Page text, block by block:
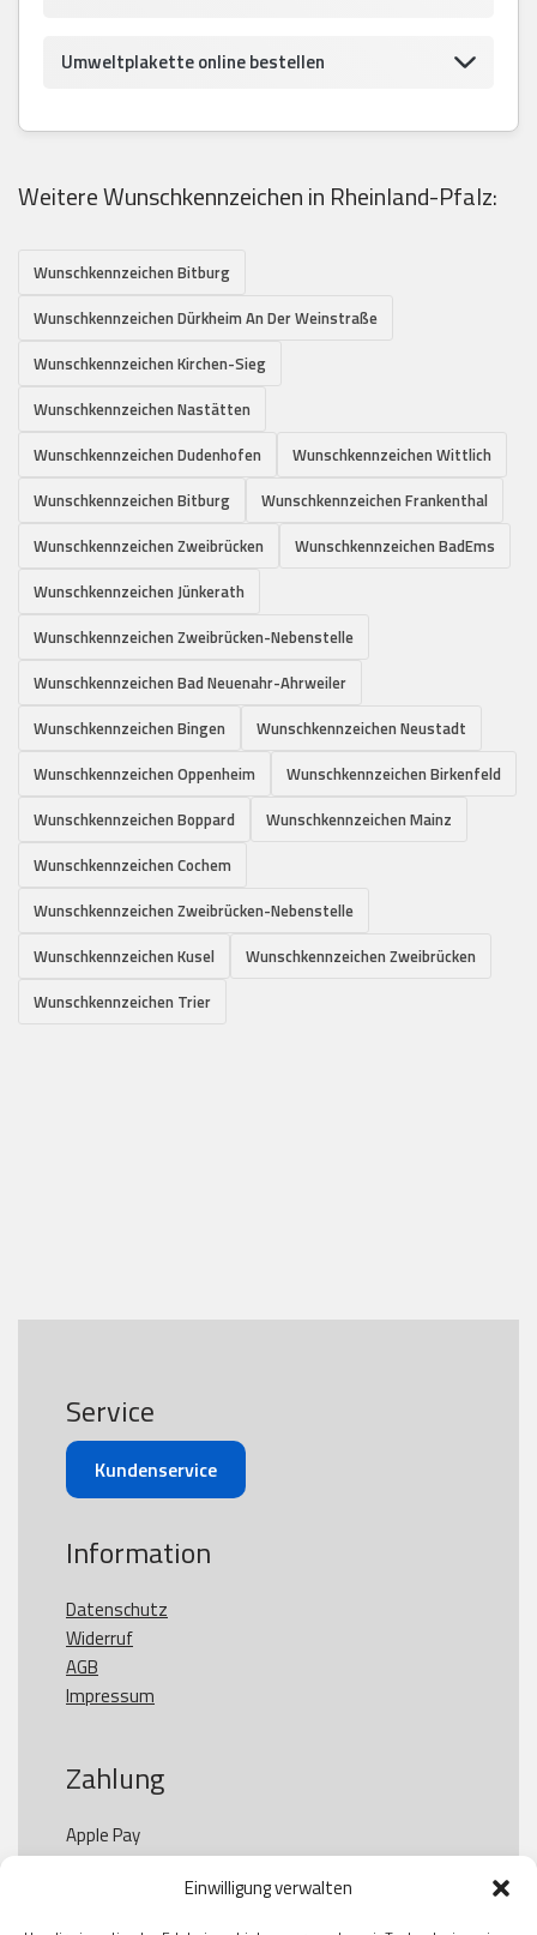
Einwilligung verwalten
Umweltplakette online bestellen
Weitere Wunschkennzeichen in Rheinland-Pfalz:
Wunschkennzeichen Bitburg
Wunschkennzeichen Dürkheim An Der Weinstraße
Wunschkennzeichen Kirchen-Sieg
Wunschkennzeichen Nastätten
Wunschkennzeichen Dudenhofen
Wunschkennzeichen Wittlich
Wunschkennzeichen Bitburg
Wunschkennzeichen Frankenthal
Wunschkennzeichen Zweibrücken
Wunschkennzeichen BadEms
Wunschkennzeichen Jünkerath
Wunschkennzeichen Zweibrücken-Nebenstelle
Wunschkennzeichen Bad Neuenahr-Ahrweiler
Wunschkennzeichen Bingen
Wunschkennzeichen Neustadt
Wunschkennzeichen Oppenheim
Wunschkennzeichen Birkenfeld
Wunschkennzeichen Boppard
Wunschkennzeichen Mainz
Wunschkennzeichen Cochem
Wunschkennzeichen Zweibrücken-Nebenstelle
Wunschkennzeichen Kusel
Wunschkennzeichen Zweibrücken
Wunschkennzeichen Trier
Service
Kundenservice
Information
Datenschutz
Widerruf
AGB
Impressum
Zahlung
Apple Pay
Paypal